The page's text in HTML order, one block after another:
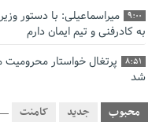
9:00
میراسماعیلی: با دستور
به کادرفنی و تیم ایمان دارم
8:51
شد
فریدون جیرانی: اکبرمحبوب جدید کامنت